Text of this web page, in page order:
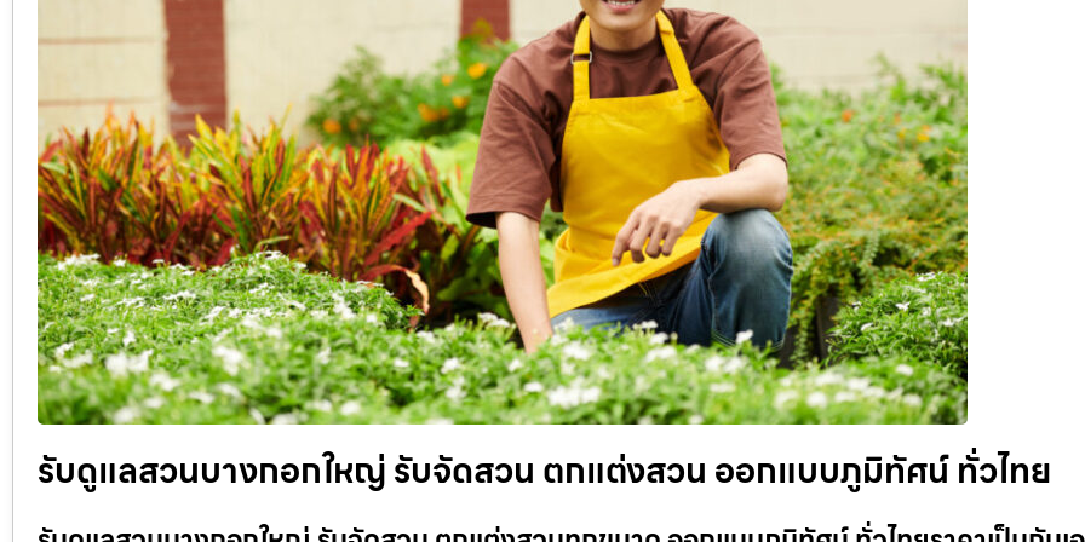
รับดูแลสวนบางกอกใหญ่ รับจัดสวน ตกแต่งสวน ออกแบบภูมิทัศน์ ทั่วไทย